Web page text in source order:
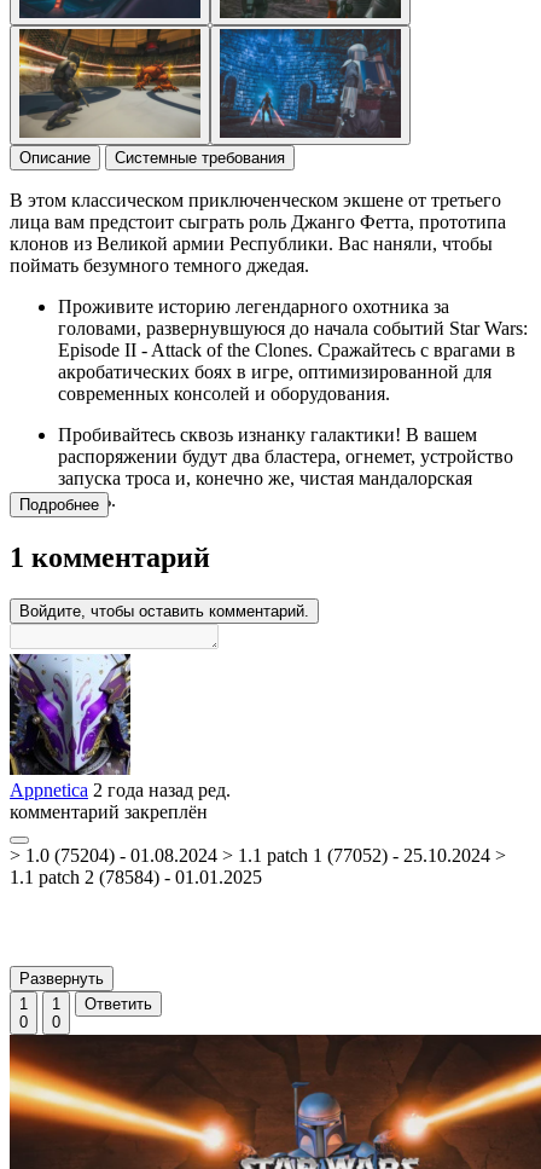
Описание Системные требования
В этом классическом приключенческом экшене от третьего
лица вам предстоит сыграть роль Джанго Фетта, прототипа
клонов из Великой армии Республики. Вас наняли, чтобы
поймать безумного темного джедая.
Проживите историю легендарного охотника за
головами, развернувшуюся до начала событий Star Wars:
Episode II - Attack of the Clones. Сражайтесь с врагами в
акробатических боях в игре, оптимизированной для
современных консолей и оборудования.
Пробивайтесь сквозь изнанку галактики! В вашем
распоряжении будут два бластера, огнемет, устройство
запуска троса и, конечно же, чистая мандалорская
ярость.
Подробнее
1 комментарий
Войдите, чтобы оставить комментарий.
Appnetica 2 года назад ред.
комментарий закреплён
> 1.0 (75204) - 01.08.2024 > 1.1 patch 1 (77052) - 25.10.2024 >
1.1 patch 2 (78584) - 01.01.2025
Развернуть
1
0
1
0
Ответить